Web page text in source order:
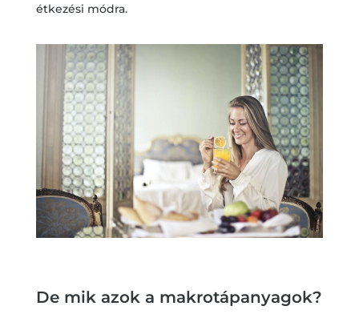
étkezési módra.
De mik azok a makrotápanyagok?